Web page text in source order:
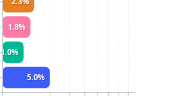
1.8%
1.0%
5.0%